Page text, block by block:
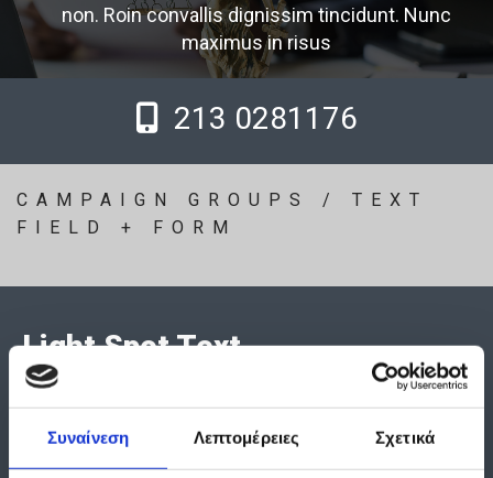
Συναίνεση Λεπτομέρειες Σχετικά
non. Roin convallis dignissim tincidunt. Nunc
maximus in risus
 213 0281176
CAMPAIGN GROUPS / TEXT
FIELD + FORM
Light Spot Text
Light Preamble - dolor sit amet, consectetur
adipiscing elit. Pellentesque tristique velit nunc.
Integer at consequat lacus. In laoreet porttitor
semper. Aenean in ante bibendum, tempus tortor